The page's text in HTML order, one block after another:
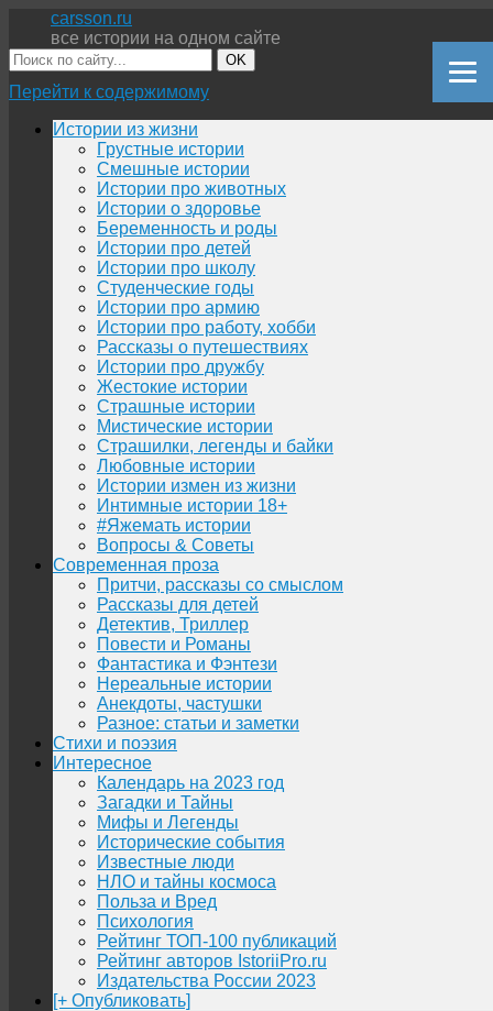
carsson.ru
все истории на одном сайте
OK
Перейти к содержимому
Истории из жизни
Грустные истории
Смешные истории
Истории про животных
Истории о здоровье
Беременность и роды
Истории про детей
Истории про школу
Студенческие годы
Истории про армию
Истории про работу, хобби
Рассказы о путешествиях
Истории про дружбу
Жестокие истории
Страшные истории
Мистические истории
Страшилки, легенды и байки
Любовные истории
Истории измен из жизни
Интимные истории 18+
#Яжемать истории
Вопросы & Советы
Современная проза
Притчи, рассказы со смыслом
Рассказы для детей
Детектив, Триллер
Повести и Романы
Фантастика и Фэнтези
Нереальные истории
Анекдоты, частушки
Разное: статьи и заметки
Стихи и поэзия
Интересное
Календарь на 2023 год
Загадки и Тайны
Мифы и Легенды
Исторические события
Известные люди
НЛО и тайны космоса
Польза и Вред
Психология
Рейтинг ТОП-100 публикаций
Рейтинг авторов IstoriiPro.ru
Издательства России 2023
[+ Опубликовать]